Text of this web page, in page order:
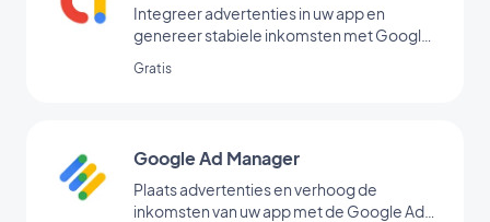
Integreer advertenties in uw app en
genereer stabiele inkomsten met Google
Gratis
Google Ad Manager
Plaats advertenties en verhoog de
inkomsten van uw app met de Google Ad